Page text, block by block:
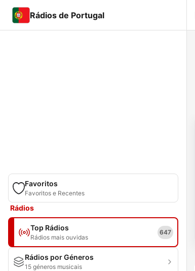
Rádios de Portugal
Favoritos
Favoritos e Recentes
Rádios
Top Rádios
Rádios mais ouvidas
647
Rádios por Géneros
15 géneros musicais